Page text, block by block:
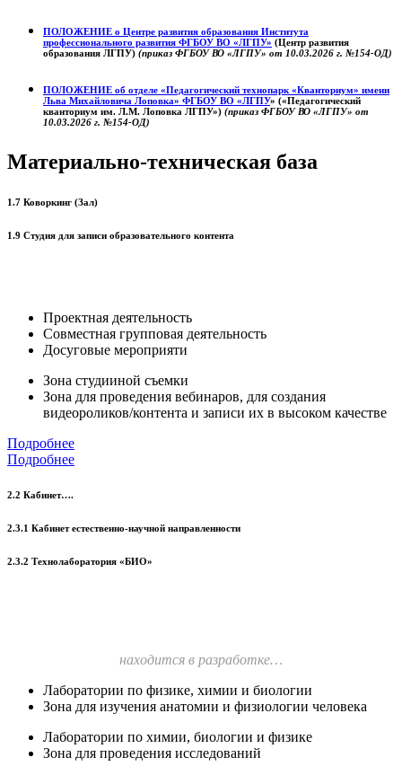
ПОЛОЖЕНИЕ о Центре развития образования Института
профессионального развития ФГБОУ ВО «ЛГПУ» (Центр развития
образования ЛГПУ) (приказ ФГБОУ ВО «ЛГПУ» от 10.03.2026 г. №154-ОД)
ПОЛОЖЕНИЕ об отделе «Педагогический технопарк «Кванториум» имени
Льва Михайловича Лоповка» ФГБОУ ВО «ЛГПУ» («Педагогический
кванториум им. Л.М. Лоповка ЛГПУ») (приказ ФГБОУ ВО «ЛГПУ» от
10.03.2026 г. №154-ОД)
Материально-техническая база
1.7 Коворкинг (Зал)
1.9 Студия для записи образовательного контента
Проектная деятельность
Совместная групповая деятельность
Досуговые мероприяти
Зона студииной съемки
Зона для проведения вебинаров, для создания
видеороликов/контента и записи их в высоком качестве
Подробнее
Подробнее
2.2 Кабинет….
2.3.1 Кабинет естественно-научной направленности
2.3.2 Технолаборатория «БИО»
находится в разработке…
Лаборатории по физике, химии и биологии
Зона для изучения анатомии и физиологии человека
Лаборатории по химии, биологии и физике
Зона для проведения исследований